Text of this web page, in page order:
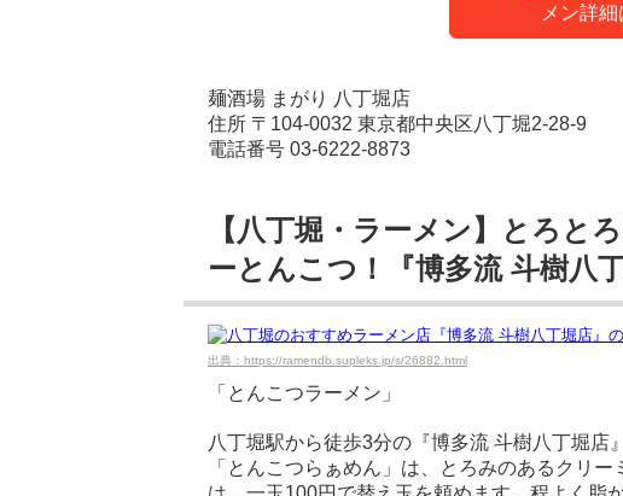
メン詳
麺酒場 まがり 八丁堀店
住所 〒104-0032 東京都中央区八丁堀2-28-9
電話番号 03-6222-8873
【八丁堀・ラーメン】とろと
ーとんこつ！『博多流 斗樹八丁
出典：https://ramendb.supleks.jp/s/26882.html
「とんこつラーメン」
八丁堀駅から徒歩3分の『博多流 斗樹八丁堀店
「とんこつらぁめん」は、とろみのあるクリ